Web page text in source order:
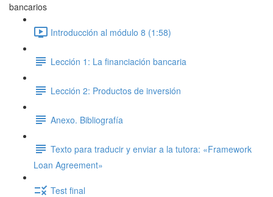
bancarios
Introducción al módulo 8 (1:58)
Lección 1: La financiación bancaria
Lección 2: Productos de inversión
Anexo. Bibliografía
Texto para traducir y enviar a la tutora: «Framework
Loan Agreement»
Test final